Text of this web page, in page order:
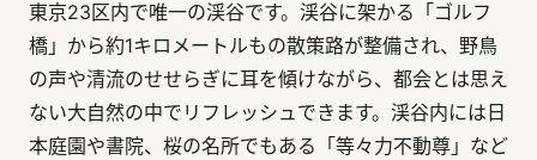
東京23区内で唯一の渓谷です。渓谷に架かる「ゴルフ
橋」から約1キロメートルもの散策路が整備され、野鳥
の声や清流のせせらぎに耳を傾けながら、都会とは思え
ない大自然の中でリフレッシュできます。渓谷内には日
本庭園や書院、桜の名所でもある「等々力不動尊」など